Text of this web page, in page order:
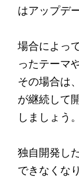
はアップデ
場合によっ
ったテーマ
その場合は
が継続して
しましょう。
独自開発し
できなくな